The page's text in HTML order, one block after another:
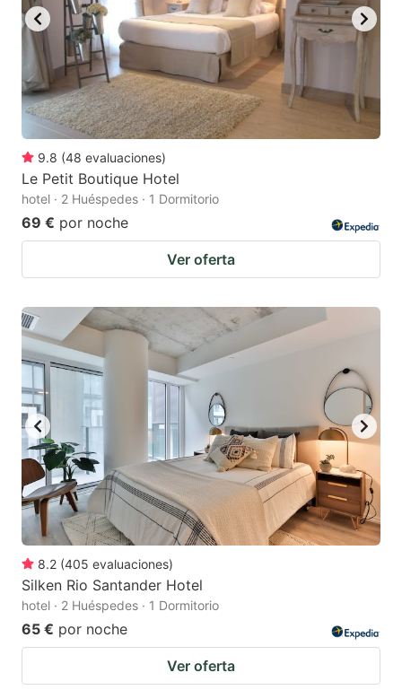
9.8 (48 evaluaciones)
Le Petit Boutique Hotel
hotel · 2 Huéspedes · 1 Dormitorio
69 € por noche
Ver oferta
8.2 (405 evaluaciones)
Silken Rio Santander Hotel
hotel · 2 Huéspedes · 1 Dormitorio
65 € por noche
Ver oferta